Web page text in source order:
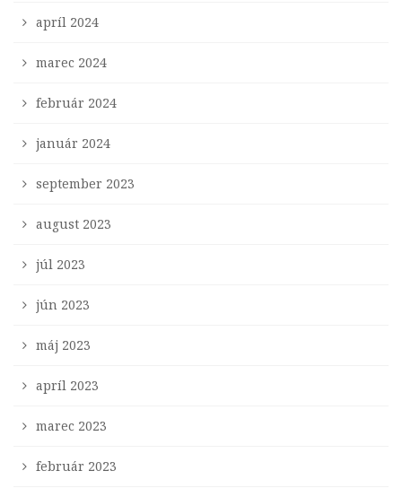
apríl 2024
marec 2024
február 2024
január 2024
september 2023
august 2023
júl 2023
jún 2023
máj 2023
apríl 2023
marec 2023
február 2023